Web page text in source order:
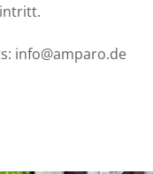
info@amparo.de